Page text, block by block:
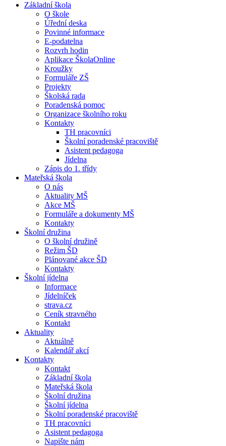
Základní škola
O škole
Úřední deska
Povinné informace
E-podatelna
Rozvrh hodin
Aplikace ŠkolaOnline
Kroužky
Formuláře ZŠ
Projekty
Školská rada
Poradenská pomoc
Organizace školního roku
Kontakty
TH pracovníci
Školní poradenské pracoviště
Asistent pedagoga
Jídelna
Zápis do 1. třídy
Mateřská škola
O nás
Aktuality MŠ
Akce MŠ
Formuláře a dokumenty MŠ
Kontakty
Školní družina
O školní družině
Režim ŠD
Plánované akce ŠD
Kontakty
Školní jídelna
Informace
Jídelníček
strava.cz
Ceník stravného
Kontakt
Aktuality
Aktuálně
Kalendář akcí
Kontakty
Kontakt
Základní škola
Mateřská škola
Školní družina
Školní jídelna
Školní poradenské pracoviště
TH pracovníci
Asistent pedagoga
Napište nám